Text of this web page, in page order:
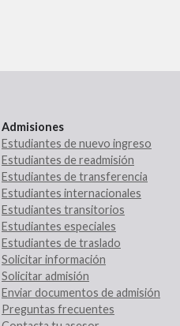
Admisiones
Estudiantes de nuevo ingreso
Estudiantes de readmisión
Estudiantes de transferencia
Estudiantes internacionales
Estudiantes transitorios
Estudiantes especiales
Estudiantes de traslado
Solicitar información
Solicitar admisión
Enviar documentos de admisión
Preguntas frecuentes